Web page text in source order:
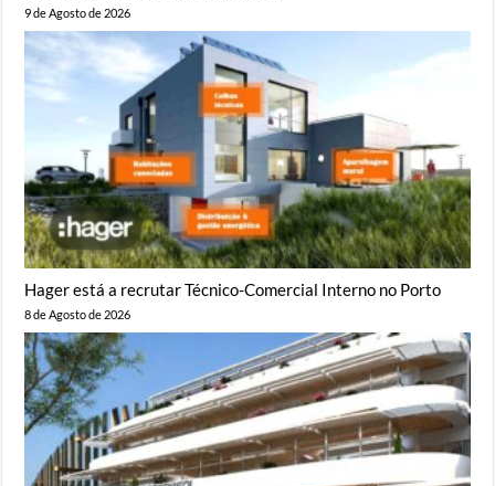
9 de Agosto de 2026
Hager está a recrutar Técnico-Comercial Interno no Porto
8 de Agosto de 2026